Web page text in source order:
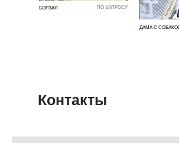
ДАМА С
БОРЗАЯ ПО ЗАПРОСУ
Контакты